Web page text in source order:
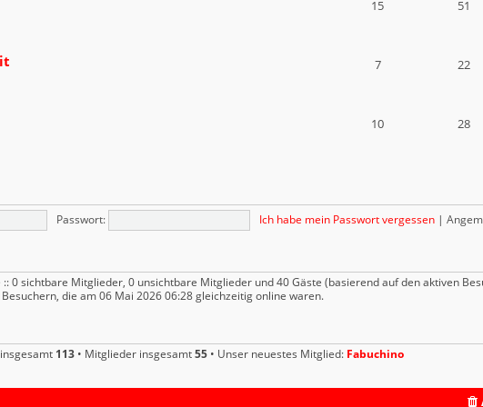
15 51
7 22
10 28
Passwort: Ich habe mein Passwort vergessen |
:: 0 sichtbare Mitglieder, 0 unsichtbare Mitglieder und 40 Gäste (basierend auf den aktiven
Besuchern, die am 06 Mai 2026 06:28 gleichzeitig online waren.
113 • Mitglieder insgesamt55 • Unser neuestes Mitglied: Fabuchino